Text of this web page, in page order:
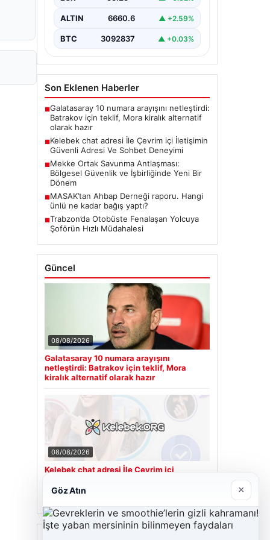
tarzda irtibat kurması kritik bir önem
ALTIN 6660.6 ▲ +2.59%
BTC 3092837 ▲ +0.03%
Son Eklenen Haberler
■Galatasaray 10 numara arayışını netleştirdi:
Batrakov için teklif, Mora kiralık alternatif
olarak hazır
■Kelebek chat adresi İle Çevrim içi İletişimin
Güvenli Adresi Ve Sohbet Deneyimi
■Mekke Ortak Savunma Antlaşması:
Bölgesel Güvenlik ve İşbirliğinde Yeni Bir
Dönem
■MASAK’tan Ahbap Derneği raporu. Hangi
ünlü ne kadar bağış yaptı?
■Trabzon’da Otobüste Fenalaşan Yolcuya
Şoförün Hızlı Müdahalesi
Güncel
08/08/2026
Galatasaray 10 numara arayışını
netleştirdi: Batrakov için teklif, Mora
kiralık alternatif olarak hazır
08/08/2026
Kelebek chat adresi İle Çevrim içi
Deneyimi
Göz Atın ×